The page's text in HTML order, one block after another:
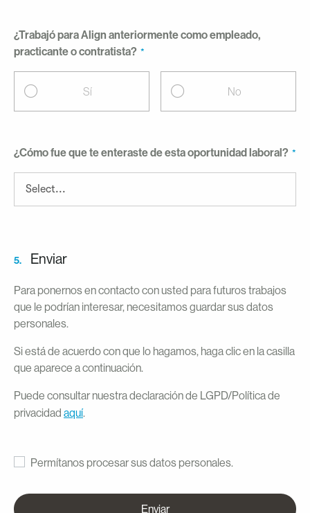
¿Trabajó para Align anteriormente como empleado,
practicante o contratista?
Sí No
¿Cómo fue que te enteraste de esta oportunidad laboral?
5. Enviar
Para ponernos en contacto con usted para futuros trabajos
que le podrían interesar, necesitamos guardar sus datos
personales.
Si está de acuerdo con que lo hagamos, haga clic en la casilla
que aparece a continuación.
Puede consultar nuestra declaración de LGPD/Política de
privacidad aquí.
Permítanos procesar sus datos personales.
Enviar